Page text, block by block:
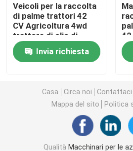
Macchine per la costruzione
Prodotti per la sicurezza
Cuscinetti a rulli sferici
Veicoli per la raccolta
di palme trattori 42
CV Agricoltura 4wd
trattore di olio di
palma con PTO
Indonesia dedicato
Invia richiesta
Casa Circa noi Contattaci
Mappa del sito
Politica
Qualità Macchinari per le